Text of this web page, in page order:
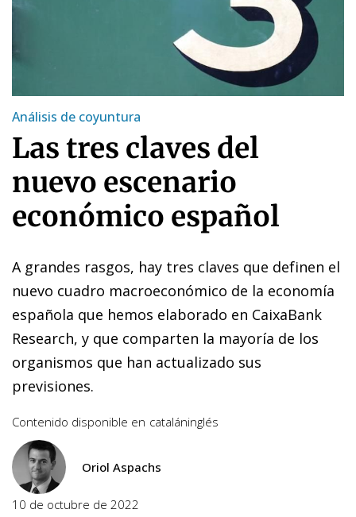
Análisis de coyuntura
Las tres claves del
nuevo escenario
económico español
A grandes rasgos, hay tres claves que definen el
nuevo cuadro macroeconómico de la economía
española que hemos elaborado en CaixaBank
Research, y que comparten la mayoría de los
organismos que han actualizado sus
previsiones.
Contenido disponible en cataláninglés
Oriol Aspachs
10 de octubre de 2022